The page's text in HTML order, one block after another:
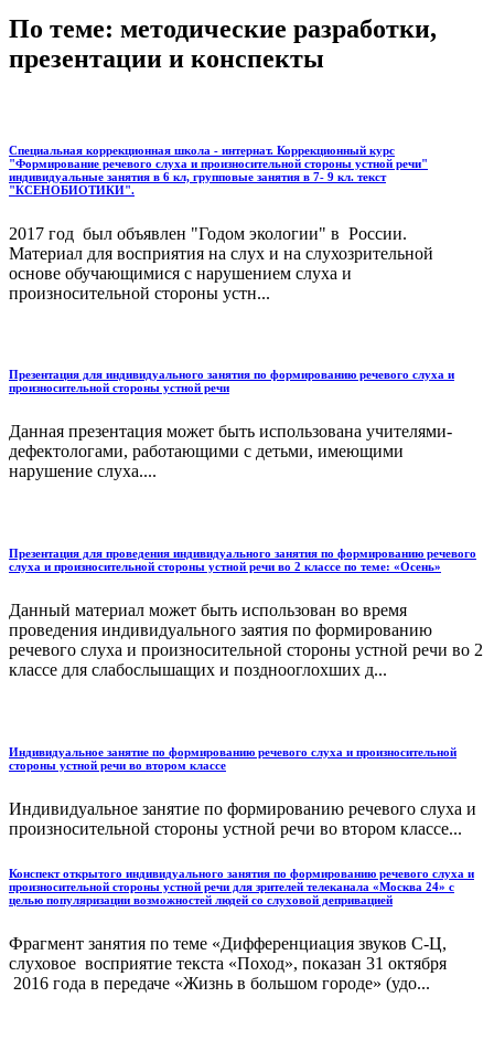
По теме: методические разработки,
презентации и конспекты
Специальная коррекционная школа - интернат. Коррекционный курс
"Формирование речевого слуха и произносительной стороны устной речи"
индивидуальные занятия в 6 кл, групповые занятия в 7- 9 кл. текст
"КСЕНОБИОТИКИ".
2017 год был объявлен "Годом экологии" в России.
Материал для восприятия на слух и на слухозрительной
основе обучающимися с нарушением слуха и
произносительной стороны устн...
Презентация для индивидуального занятия по формированию речевого слуха и
произносительной стороны устной речи
Данная презентация может быть использована учителями-
дефектологами, работающими с детьми, имеющими
нарушение слуха....
Презентация для проведения индивидуального занятия по формированию речевого
слуха и произносительной стороны устной речи во 2 классе по теме: «Осень»
Данный материал может быть использован во время
проведения индивидуального заятия по формированию
речевого слуха и произносительной стороны устной речи во 2
классе для слабослышащих и позднооглохших д...
Индивидуальное занятие по формированию речевого слуха и произносительной
стороны устной речи во втором классе
Индивидуальное занятие по формированию речевого слуха и
произносительной стороны устной речи во втором классе...
Конспект открытого индивидуального занятия по формированию речевого слуха и
произносительной стороны устной речи для зрителей телеканала «Москва 24» с
целью популяризации возможностей людей со слуховой депривацией
Фрагмент занятия по теме «Дифференциация звуков С-Ц,
слуховое восприятие текста «Поход», показан 31 октября
2016 года в передаче «Жизнь в большом городе» (удо...